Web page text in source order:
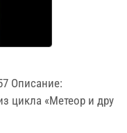
Описание:
цикла «Метеор и дру